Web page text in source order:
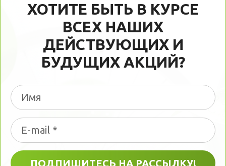
ХОТИТЕ БЫТЬ В КУРСЕ
ВСЕХ НАШИХ
ДЕЙСТВУЮЩИХ И
БУДУЩИХ АКЦИЙ?